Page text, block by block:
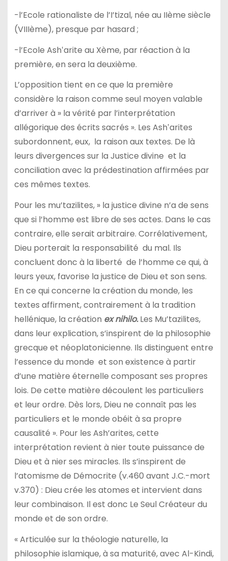
-l’Ecole rationaliste de l’I’tizal, née au IIème siècle
(VIIIème), presque par hasard ;
-l’Ecole Ash‛arite au Xème, par réaction à la
première, en sera la deuxième.
L’opposition tient en ce que la première
considère la raison comme seul moyen valable
d’arriver à » la vérité par l’interprétation
allégorique des écrits sacrés ». Les Ash‛arites
subordonnent, eux, la raison aux textes. De là
leurs divergences sur la Justice divine et la
conciliation avec la prédestination affirmées par
ces mêmes textes.
Pour les mu’tazilites, » la justice divine n’a de sens
que si l’homme est libre de ses actes. Dans le cas
contraire, elle serait arbitraire. Corrélativement,
Dieu porterait la responsabilité du mal. Ils
concluent donc à la liberté de l’homme ce qui, à
leurs yeux, favorise la justice de Dieu et son sens.
En ce qui concerne la création du monde, les
textes affirment, contrairement à la tradition
hellénique, la création ex nihilo.Les Mu’tazilites,
dans leur explication, s’inspirent de la philosophie
grecque et néoplatonicienne. Ils distinguent entre
l’essence du monde et son existence à partir
d’une matière éternelle composant ses propres
lois. De cette matière découlent les particuliers
et leur ordre. Dès lors, Dieu ne connaît pas les
particuliers et le monde obéit à sa propre
causalité ». Pour les Ash’arites, cette
interprétation revient à nier toute puissance de
Dieu et à nier ses miracles. Ils s’inspirent de
l’atomisme de Démocrite (v.460 avant J.C.-mort
v.370) : Dieu crée les atomes et intervient dans
leur combinaison. Il est donc Le Seul Créateur du
monde et de son ordre.
« Articulée sur la théologie naturelle, la
philosophie islamique, à sa maturité, avec Al-Kindi,